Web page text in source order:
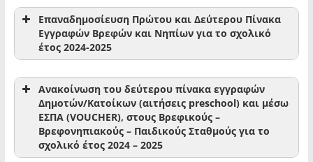
που δεν έχουν λάβει voucher κατά την Α’ Πρόσκληση.
Προσωρινοί Πίνακες Αποτελεσμάτων:
Υποβολή Αιτήσεων:
Προσωρινοί Πίνακες Αποτελεσμάτων:
Υποβολή Ενστάσεων:
Οριστικοί Πίνακες Αποτελεσμάτων:
www.eetaa.gr
Eπαναδημοσίευση Πρώτου και Δεύτερου Πίνακα
Εγγραφών Βρεφών και Νηπίων για το σχολικό
έτος 2024-2025
Ανακοίνωση του δεύτερου πίνακα εγγραφών
Δημοτών/Κατοίκων (αιτήσεις preschool) και μέσω
ΕΣΠΑ (VOUCHER), στους Βρεφικούς –
Βρεφονηπιακoύς – Παιδικoύς Σταθμούς για το
σχολικό έτος 2024 – 2025